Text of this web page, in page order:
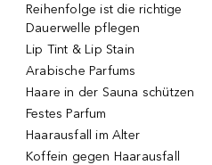
Reihenfolge ist die richtige
Dauerwelle pflegen
Lip Tint & Lip Stain
Arabische Parfums
Haare in der Sauna schützen
Festes Parfum
Haarausfall im Alter
Koffein gegen Haarausfall